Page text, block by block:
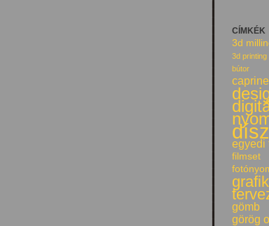
CÍMKÉK
3d
3d printing
bútor
egyedi
filmset
gömb
görög